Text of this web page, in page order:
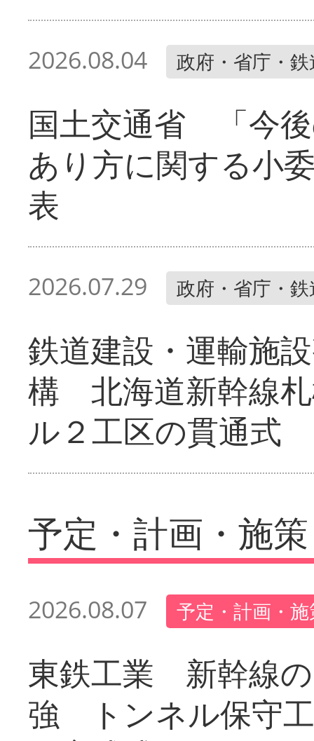
2026.08.04 政府・省庁・
国土交通省 「今
あり方に関する小
表
2026.07.29 政府・省庁・
鉄道建設・運輸施
構 北海道新幹線
ル２工区の貫通式
予定・計画・施策
2026.08.07 予定・計画・
東鉄工業 新幹線
強 トンネル保守